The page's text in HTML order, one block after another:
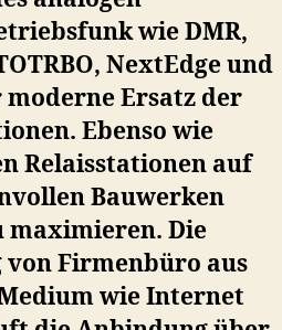
wie DMR,
NextEdge und
Ersatz der
Ebenso wie
Relaisstationen auf
Bauwerken
maximieren. Die
Firmenbüro aus
wie Internet